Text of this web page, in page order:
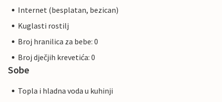
Internet (besplatan, bezican)
Kuglasti rostilj
Broj hranilica za bebe: 0
Broj dječjih krevetića: 0
Sobe
Topla i hladna voda u kuhinji